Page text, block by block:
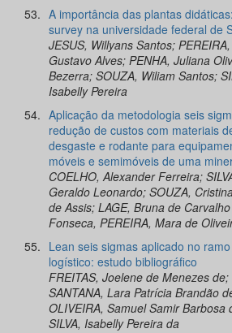
53. A importância das plantas
survey na universidade federal de
JESUS, Willyans Santos; PEREIRA,
Gustavo Alves; PENHA, Juliana
Bezerra; SOUZA, Wiliam Santos;
Isabelly Pereira
54. Aplicação da metodologia seis
redução de custos com materiais
desgaste e rodante para
móveis e semimóveis de uma
COELHO, Alexander Ferreira;
Geraldo Leonardo; SOUZA,
de Assis; LAGE, Bruna de Carvalho
Fonseca, PEREIRA, Mara de
55. Lean seis sigmas aplicado no ramo
logístico: estudo bibliográfico
FREITAS, Joelene de Menezes de;
SANTANA, Lara Patrícia Brandão
OLIVEIRA, Samuel Samir Barbosa
SILVA, Isabelly Pereira da